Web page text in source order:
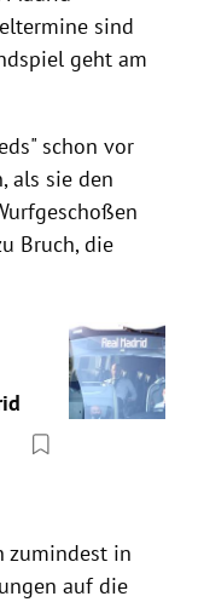
sind
geht am
schon vor
als sie den
Bruch, die
zumindest in
auf die